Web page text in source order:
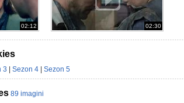
02:12 02:30
3 Sezon 4 Sezon 5
89 imagini